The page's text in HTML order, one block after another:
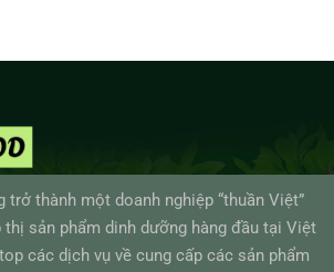
thành một doanh nghiệp “thuần Việt”
sản phẩm dinh dưỡng hàng đầu tại Việt
các dịch vụ về cung cấp các sản phẩm